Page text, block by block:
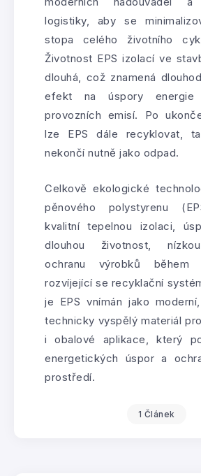
logistiky, aby se
stopa celého životního
Životnost EPS izolací ve
dlouhá, což znamená
efekt na úspory energie
provozních emisí. Po
lze EPS dále recyklovat,
nekončí nutně jako odpad.
Celkově ekologické
pěnového polystyrenu
kvalitní tepelnou izolaci,
dlouhou životnost,
ochranu výrobků během
rozvíjející se recyklační
je EPS vnímán jako
technicky vyspělý materiál
i obalové aplikace, který
energetických úspor a
prostředí.
1 Článek